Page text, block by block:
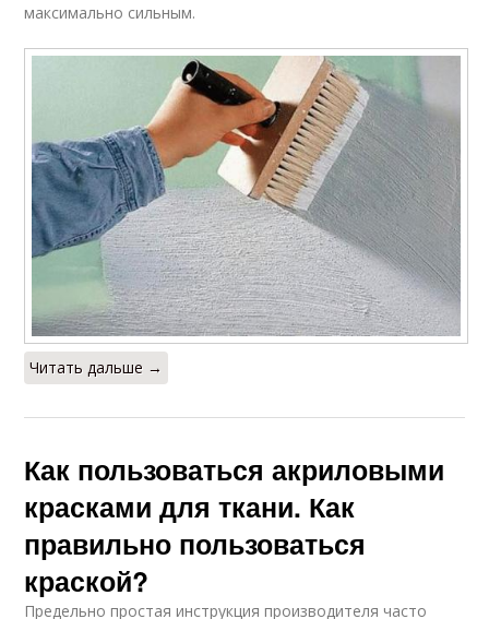
максимально сильным.
Читать дальше →
Как пользоваться акриловыми
красками для ткани. Как
правильно пользоваться
краской?
Предельно простая инструкция производителя часто